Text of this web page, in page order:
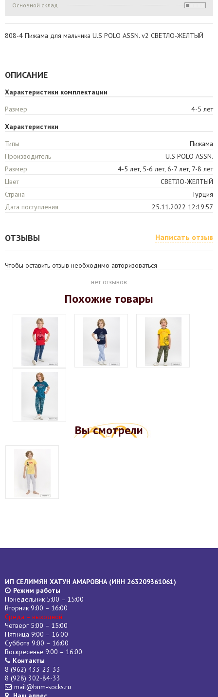
Основной склад
808-4 Пижама для мальчика U.S POLO ASSN. v2 СВЕТЛО-ЖЕЛТЫЙ
ОПИСАНИЕ
Характеристики комплектации
Размер
4-5 лет
Характеристики
Типы
Пижама
Производитель
U.S POLO ASSN.
Размер
4-5 лет, 5-6 лет, 6-7 лет, 7-8 лет
Цвет
СВЕТЛО-ЖЕЛТЫЙ
Страна
Турция
Дата поступления
25.11.2022 12:19:57
ОТЗЫВЫ Написать отзыв
Чтобы оставить отзыв необходимо авторизоваться
нет отзывов
Похожие товары
Вы смотрели
ИП СЕЛИМЯН ХАТУН АМАРОВНА (ИНН 263209361061)
Режим работы
Понедельник 5:00 – 15:00
Вторник 9:00 – 16:00
Среда – выходной
Четверг 5:00 – 15:00
Пятница 9:00 – 16:00
Суббота 9:00 – 16:00
Воскресенье 9:00 – 16:00
Контакты
8 (962) 433-23-33
8 (928) 302-84-33
mail@bnm-socks.ru